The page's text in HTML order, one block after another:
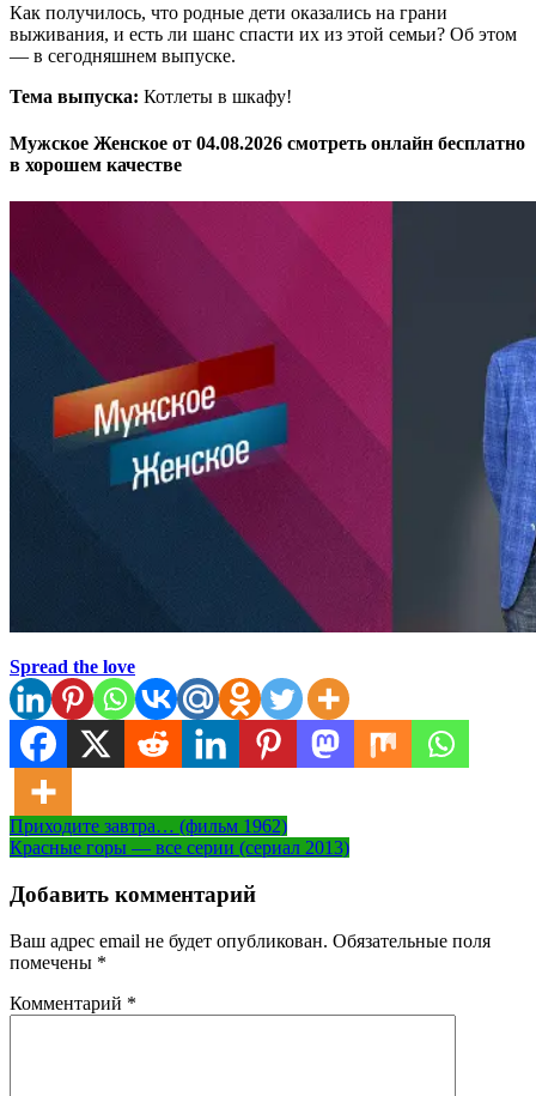
Как получилось, что родные дети оказались на грани
выживания, и есть ли шанс спасти их из этой семьи? Об этом
— в сегодняшнем выпуске.
Тема выпуска: Котлеты в шкафу!
Мужское Женское от 04.08.2026 смотреть онлайн бесплатно
в хорошем качестве
Spread the love
Навигация
по
записям
Приходите завтра… (фильм 1962)
Красные горы — все серии (сериал 2013)
Добавить комментарий
Ваш адрес email не будет опубликован. Обязательные поля
помечены *
Комментарий *